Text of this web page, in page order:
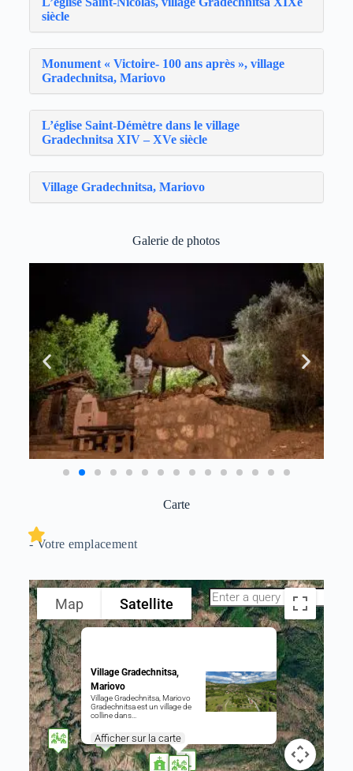
siècle
Monument « Victoire- 100 ans après », village
Gradechnitsa, Mariovo
L’église Saint-Démètre dans le village
Gradechnitsa XIV – XVe siècle
Village Gradechnitsa, Mariovo
Galerie de photos
Carte
- Votre emplacement
Village Gradechnitsa,
Mariovo
Village Gradechnitsa, Mariovo
Gradechnitsa est un village de
colline dans…
Afficher sur la carte
Map Satellite